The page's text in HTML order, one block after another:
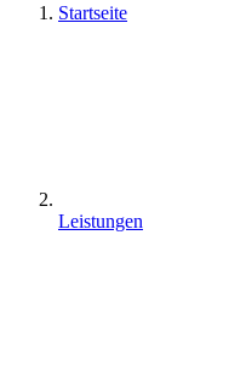
Startseite
Leistungen